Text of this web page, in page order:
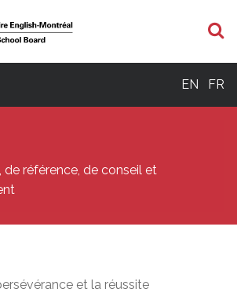
EN FR
de référence, de conseil et
et la réussite